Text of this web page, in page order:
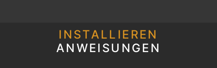
INSTALLIEREN
ANWEISUNGEN